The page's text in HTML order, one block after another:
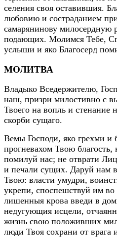
селения своя оставившия.
любовию и состраданием
самарянинову
подающих. Молимся Тебе,
услыши и яко Благосерд
МОЛИТВА
Владыко Вседержителю,
наш, призри милостивно с
Твоего на вопль и стенание
скорби сущаго.
Вемы Господи, яко грехми и
прогневахом Твою благость,
помилуй нас; не отврати
и печали сущих. Даруй нам
Твою: власти умудри,
укрепи, споспешствуй им во
лишенныя крова введи в
недугующия исцели,
жизнь свою положивших
люди Твоя сохрани от врага